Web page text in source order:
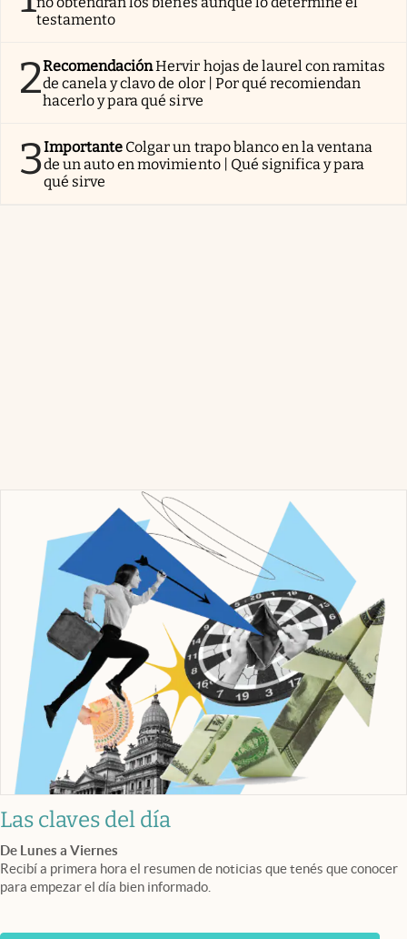
testamento
2RecomendaciónHervir hojas de laurel con ramitas
de canela y clavo de olor | Por qué recomiendan
hacerlo y para qué sirve
3Importante Colgar un trapo blanco en la ventana
de un auto en movimiento | Qué significa y para
qué sirve
Las claves del día
De Lunes a Viernes
Recibí a primera hora el resumen de noticias que tenés que conocer
para empezar el día bien informado.